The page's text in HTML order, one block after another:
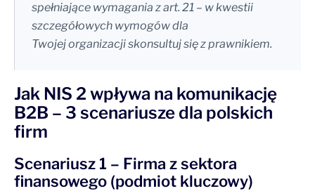
spełniające wymagania z art. 21 – w kwestii
szczegółowych wymogów dla
Twojej organizacji skonsultuj się z prawnikiem.
Jak NIS 2 wpływa na komunikację
B2B – 3 scenariusze dla polskich
firm
Scenariusz 1 – Firma z sektora
finansowego (podmiot kluczowy)